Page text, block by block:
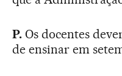
P. Os docentes
de ensinar em